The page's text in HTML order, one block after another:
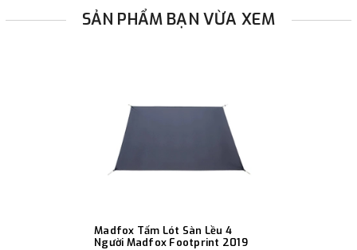
SẢN PHẨM BẠN VỪA XEM
Madfox Tấm Lót Sàn Lều 4
Người Madfox Footprint 2019